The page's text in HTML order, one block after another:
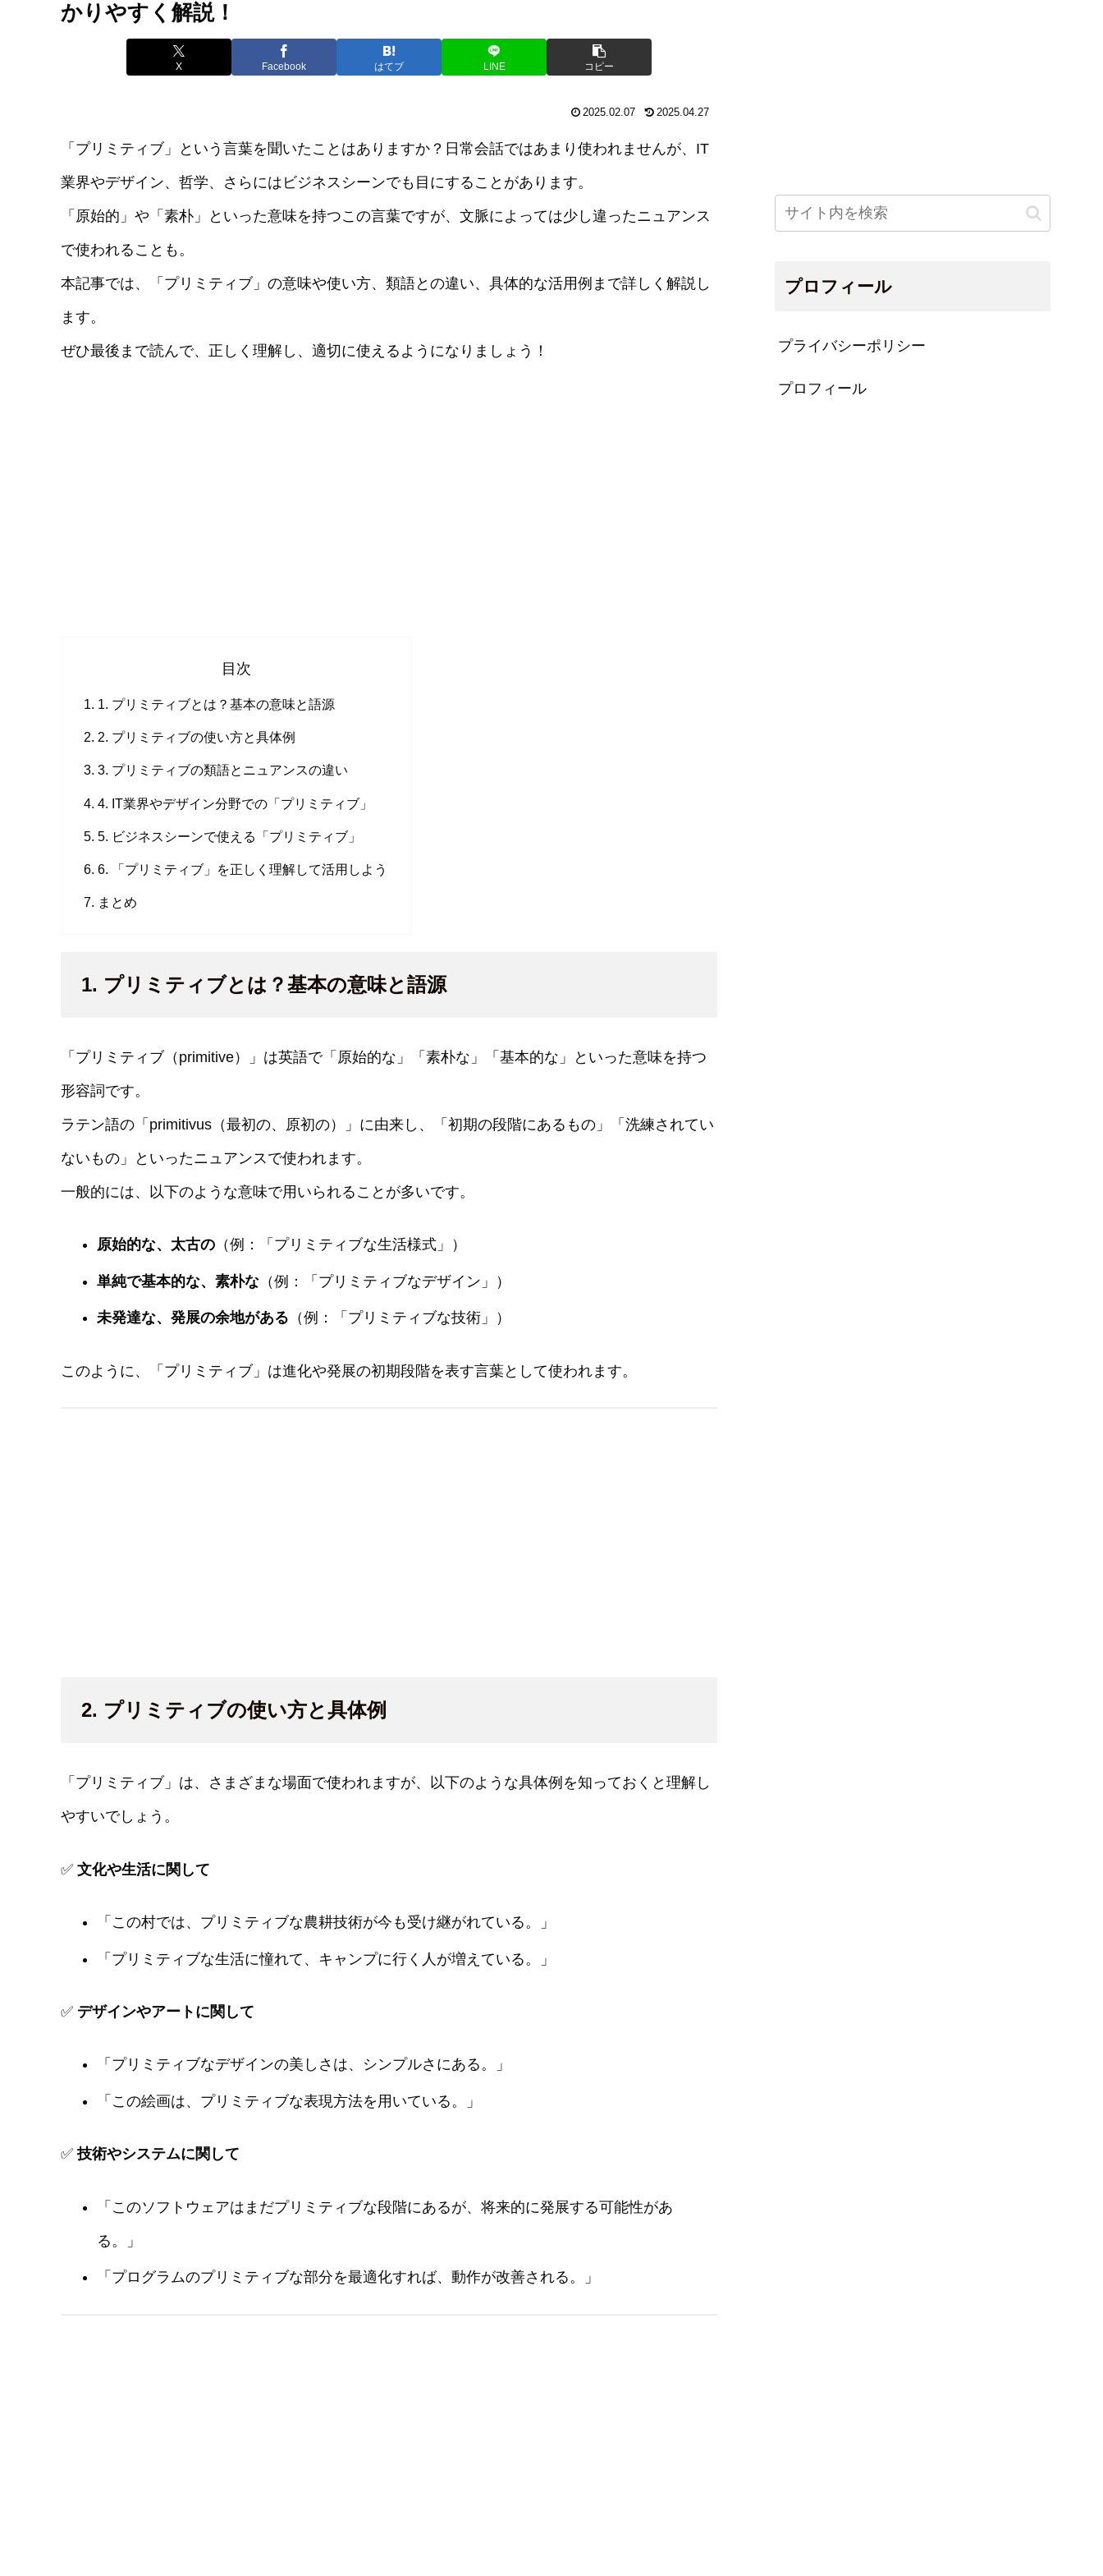
かりやすく解説！
X Facebook はてブ LINE コピー
2025.02.07 2025.04.27
「プリミティブ」という言葉を聞いたことはありますか？日常会話ではあまり使われませんが、IT
業界やデザイン、哲学、さらにはビジネスシーンでも目にすることがあります。
「原始的」や「素朴」といった意味を持つこの言葉ですが、文脈によっては少し違ったニュアンス
で使われることも。
本記事では、「プリミティブ」の意味や使い方、類語との違い、具体的な活用例まで詳しく解説し
ます。
ぜひ最後まで読んで、正しく理解し、適切に使えるようになりましょう！
目次
1. プリミティブとは？基本の意味と語源
2. プリミティブの使い方と具体例
3. プリミティブの類語とニュアンスの違い
4. IT業界やデザイン分野での「プリミティブ」
5. ビジネスシーンで使える「プリミティブ」
6. 「プリミティブ」を正しく理解して活用しよう
まとめ
1. プリミティブとは？基本の意味と語源
「プリミティブ（primitive）」は英語で「原始的な」「素朴な」「基本的な」といった意味を持つ
形容詞です。
ラテン語の「primitivus（最初の、原初の）」に由来し、「初期の段階にあるもの」「洗練されてい
ないもの」といったニュアンスで使われます。
一般的には、以下のような意味で用いられることが多いです。
原始的な、太古の（例：「プリミティブな生活様式」）
単純で基本的な、素朴な（例：「プリミティブなデザイン」）
未発達な、発展の余地がある （例：「プリミティブな技術」）
このように、「プリミティブ」は進化や発展の初期段階を表す言葉として使われます。
2. プリミティブの使い方と具体例
「プリミティブ」は、さまざまな場面で使われますが、以下のような具体例を知っておくと理解し
やすいでしょう。
✅ 文化や生活に関して
「この村では、プリミティブな農耕技術が今も受け継がれている。」
「プリミティブな生活に憧れて、キャンプに行く人が増えている。」
✅ デザインやアートに関して
「プリミティブなデザインの美しさは、シンプルさにある。」
「この絵画は、プリミティブな表現方法を用いている。」
✅技術やシステムに関して
「このソフトウェアはまだプリミティブな段階にあるが、将来的に発展する可能性があ
る。」
「プログラムのプリミティブな部分を最適化すれば、動作が改善される。」
プロフィール
プライバシーポリシー
プロフィール